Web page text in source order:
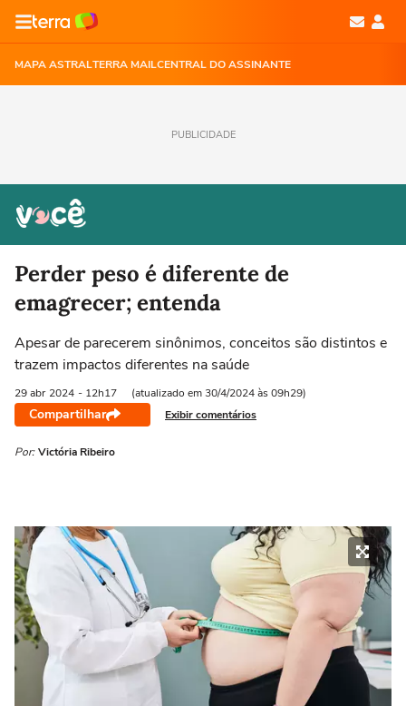
MAPA ASTRALTERRA MAILCENTRAL DO ASSINANTE
PUBLICIDADE
Perder peso é diferente de
emagrecer; entenda
Apesar de parecerem sinônimos, conceitos são distintos e
trazem impactos diferentes na saúde
29 abr 2024 - 12h17 (atualizado em 30/4/2024 às 09h29)
Compartilhar Exibir comentários
Por: Victória Ribeiro